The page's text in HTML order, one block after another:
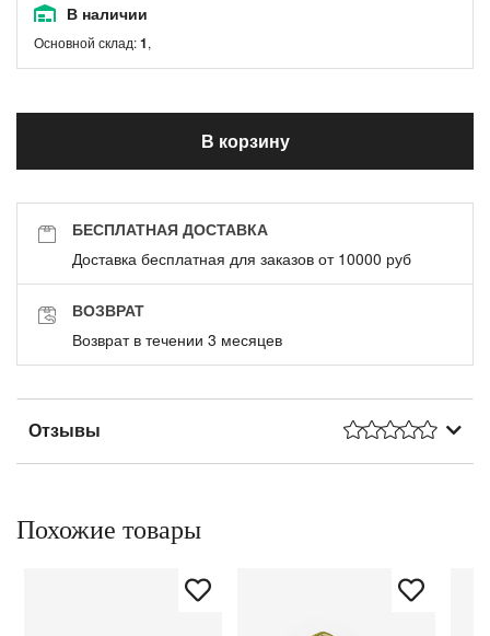
В наличии
Основной склад:1,
В корзину
БЕСПЛАТНАЯ ДОСТАВКА
Доставка бесплатная для заказов от 10000 руб
ВОЗВРАТ
Возврат в течении 3 месяцев
Отзывы
Похожие товары